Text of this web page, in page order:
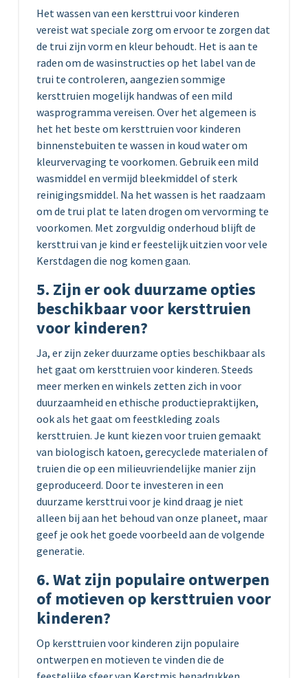
Het wassen van een kersttrui voor kinderen
vereist wat speciale zorg om ervoor te zorgen dat
de trui zijn vorm en kleur behoudt. Het is aan te
raden om de wasinstructies op het label van de
trui te controleren, aangezien sommige
kersttruien mogelijk handwas of een mild
wasprogramma vereisen. Over het algemeen is
het het beste om kersttruien voor kinderen
binnenstebuiten te wassen in koud water om
kleurvervaging te voorkomen. Gebruik een mild
wasmiddel en vermijd bleekmiddel of sterk
reinigingsmiddel. Na het wassen is het raadzaam
om de trui plat te laten drogen om vervorming te
voorkomen. Met zorgvuldig onderhoud blijft de
kersttrui van je kind er feestelijk uitzien voor vele
Kerstdagen die nog komen gaan.
5. Zijn er ook duurzame opties
beschikbaar voor kersttruien
voor kinderen?
Ja, er zijn zeker duurzame opties beschikbaar als
het gaat om kersttruien voor kinderen. Steeds
meer merken en winkels zetten zich in voor
duurzaamheid en ethische productiepraktijken,
ook als het gaat om feestkleding zoals
kersttruien. Je kunt kiezen voor truien gemaakt
van biologisch katoen, gerecyclede materialen of
truien die op een milieuvriendelijke manier zijn
geproduceerd. Door te investeren in een
duurzame kersttrui voor je kind draag je niet
alleen bij aan het behoud van onze planeet, maar
geef je ook het goede voorbeeld aan de volgende
generatie.
6. Wat zijn populaire ontwerpen
of motieven op kersttruien voor
kinderen?
Op kersttruien voor kinderen zijn populaire
ontwerpen en motieven te vinden die de